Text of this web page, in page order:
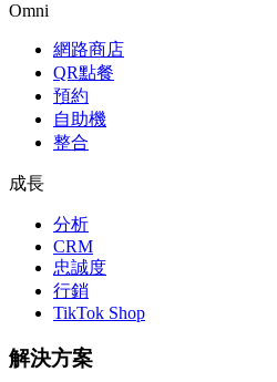
Omni
網路商店
QR點餐
預約
自助機
整合
成長
分析
CRM
忠誠度
行銷
TikTok Shop
解決方案